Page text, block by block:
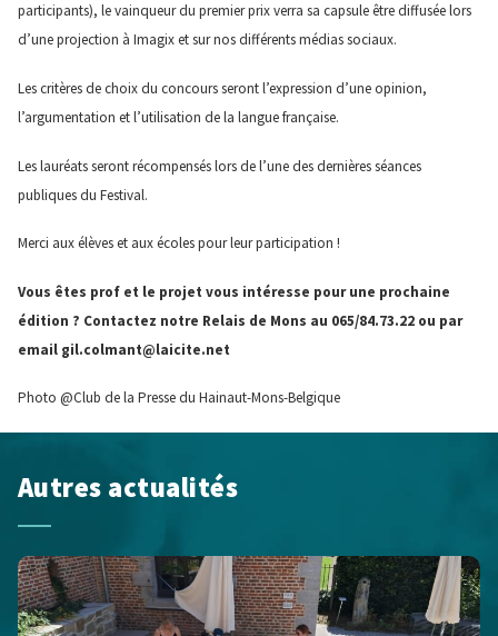
participants), le vainqueur du premier prix verra sa capsule être diffusée lors
d’une projection à Imagix et sur nos différents médias sociaux.
Les critères de choix du concours seront l’expression d’une opinion,
l’argumentation et l’utilisation de la langue française.
Les lauréats seront récompensés lors de l’une des dernières séances
publiques du Festival.
Merci aux élèves et aux écoles pour leur participation !
Vous êtes prof et le projet vous intéresse pour une prochaine
édition ? Contactez notre Relais de Mons au 065/84.73.22 ou par
email gil.colmant@laicite.net
Photo @Club de la Presse du Hainaut-Mons-Belgique
Autres actualités